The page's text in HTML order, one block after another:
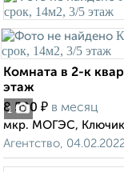
1
Комната в 2-к
этаж
8 500 ₽ в месяц
мкр. МОГЭС,
Агентство,